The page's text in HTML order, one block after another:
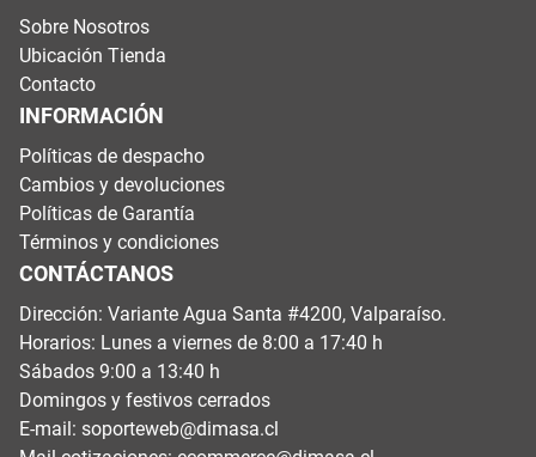
Sobre Nosotros
Ubicación Tienda
Contacto
INFORMACIÓN
Políticas de despacho
Cambios y devoluciones
Políticas de Garantía
Términos y condiciones
CONTÁCTANOS
Dirección: Variante Agua Santa #4200, Valparaíso.
Horarios: Lunes a viernes de 8:00 a 17:40 h
Sábados 9:00 a 13:40 h
Domingos y festivos cerrados
E-mail: soporteweb@dimasa.cl